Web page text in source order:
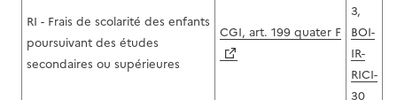
RI - Frais de scolarité des enfants
poursuivant des études
secondaires ou supérieures
CGI, art. 199 quater F
3,
BOI-
IR-
RICI-
30